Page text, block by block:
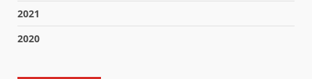
2021
2020